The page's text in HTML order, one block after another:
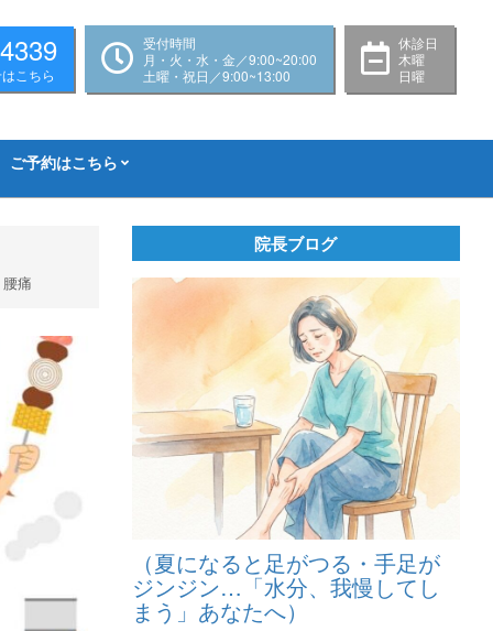
こちら
受付時間
月・火・水・金／9:00~20:00
土曜・祝日／9:00~13:00
休診日
木曜
日曜
ご予約はこちら
腰痛
院長ブログ
（夏になると足がつる・手足が
ジンジン…「水分、我慢してし
まう」あなたへ）